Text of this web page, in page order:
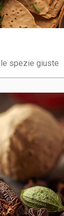
spezie giuste